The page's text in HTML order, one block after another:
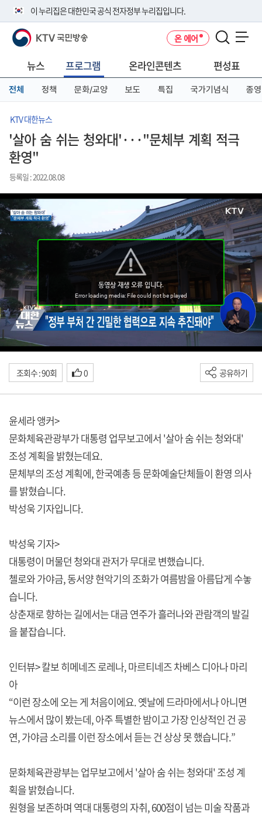
이 누리집은 대한민국 공식 전자정부 누리집입니다.
공식 누리집 주소 확인하기
니다.
이밖에 or.kr 또는 .kr등 다른 도메인 주소를 사용하고 있다면 아래 URL에
서 도메인 주소를 확인해 보세요
KTV 국민방송 온 에어
뉴스 프로그램 온라인콘텐츠 편성표
전체 정책 문화/교양 보도 특집 국가기념식 종영
KTV 대한뉴스
'살아 숨 쉬는 청와대'···"문체부 계획 적극
환영"
등록일 : 2022.08.08
조회수 : 90회 0 공유하기
윤세라 앵커>
문화체육관광부가 대통령 업무보고에서 '살아 숨 쉬는 청와대'
조성 계획을 밝혔는데요.
문체부의 조성 계획에, 한국예총 등 문화예술단체들이 환영 의사
를 밝혔습니다.
박성욱 기자입니다.
박성욱 기자>
대통령이 머물던 청와대 관저가 무대로 변했습니다.
첼로와 가야금, 동서양 현악기의 조화가 여름밤을 아름답게 수놓
습니다.
상춘재로 향하는 길에서는 대금 연주가 흘러나와 관람객의 발길
을 붙잡습니다.
인터뷰> 칼보 히메네즈 로레나, 마르티네즈 차베스 디아나 마리
아
“이런 장소에 오는 게 처음이에요. 옛날에 드라마에서나 아니면
뉴스에서 많이 봤는데, 아주 특별한 밤이고 가장 인상적인 건 공
연, 가야금 소리를 이런 장소에서 듣는 건 상상 못 했습니다.”
문화체육관광부는 업무보고에서 '살아 숨 쉬는 청와대' 조성 계
획을 밝혔습니다.
원형을 보존하며 역대 대통령의 자취, 600점이 넘는 미술 작품과